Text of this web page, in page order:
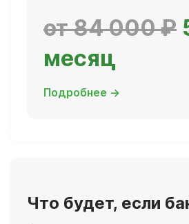
от 84 000 ₽
месяц
Подробнее →
Что будет, если